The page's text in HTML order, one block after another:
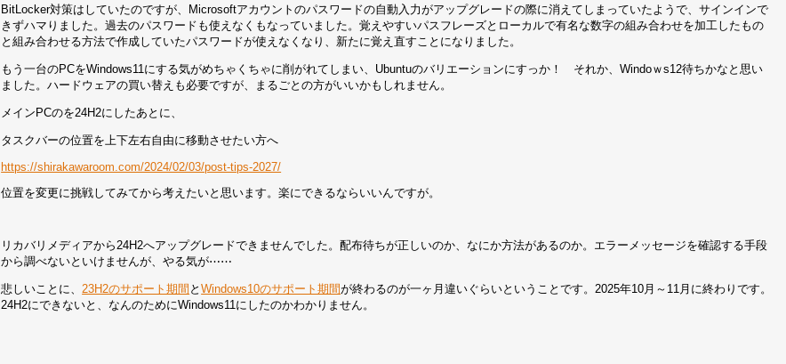
BitLocker対策はしていたのですが、Microsoftアカウントのパスワードの自動入力がアップグレードの際に消えてしまっていたようで、サインインで
きずハマりました。過去のパスワードも使えなくもなっていました。覚えやすいパスフレーズとローカルで有名な数字の組み合わせを加工したもの
と組み合わせる方法で作成していたパスワードが使えなくなり、新たに覚え直すことになりました。
もう一台のPCをWindows11にする気がめちゃくちゃに削がれてしまい、Ubuntuのバリエーションにすっか！ それか、Windoｗs12待ちかなと思い
ました。ハードウェアの買い替えも必要ですが、まるごとの方がいいかもしれません。
メインPCのを24H2にしたあとに、
タスクバーの位置を上下左右自由に移動させたい方へ
https://shirakawaroom.com/2024/02/03/post-tips-2027/
位置を変更に挑戦してみてから考えたいと思います。楽にできるならいいんですが。
リカバリメディアから24H2へアップグレードできませんでした。配布待ちが正しいのか、なにか方法があるのか。エラーメッセージを確認する手段
から調べないといけませんが、やる気が⋯⋯
悲しいことに、23H2のサポート期間 とWindows10のサポート期間が終わるのが一ヶ月違いぐらいということです。2025年10月～11月に終わりです。
24H2にできないと、なんのためにWindows11にしたのかわかりません。